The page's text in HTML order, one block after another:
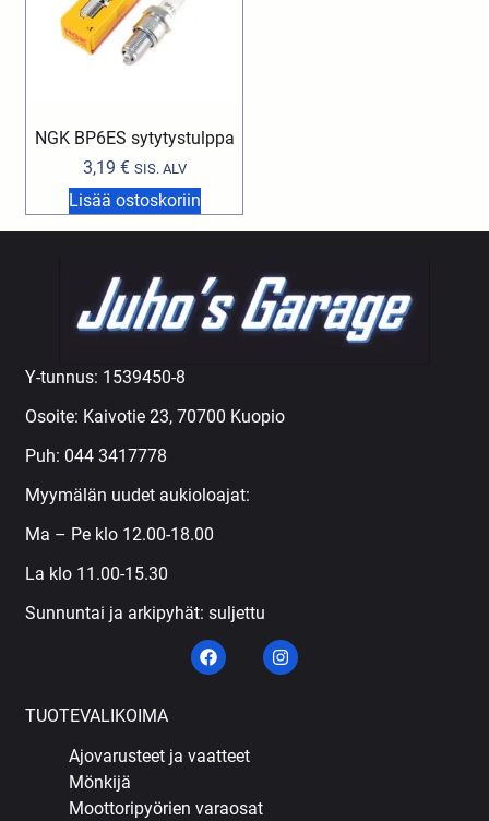
NGK BP6ES sytytystulppa
3,19 € SIS. ALV
Lisää ostoskoriin
Y-tunnus: 1539450-8
Osoite: Kaivotie 23, 70700 Kuopio
Puh: 044 3417778
Myymälän uudet aukioloajat:
Ma – Pe klo 12.00-18.00
La klo 11.00-15.30
Sunnuntai ja arkipyhät: suljettu
TUOTEVALIKOIMA
Ajovarusteet ja vaatteet
Mönkijä
Moottoripyörien varaosat